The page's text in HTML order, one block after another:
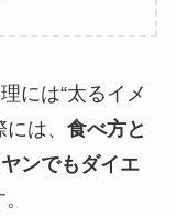
には“太るイメ
は、 食べ方と
ンでもダイエ